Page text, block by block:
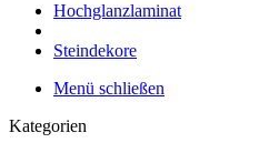
Hochglanzlaminat
Steindekore
Menü schließen
Kategorien